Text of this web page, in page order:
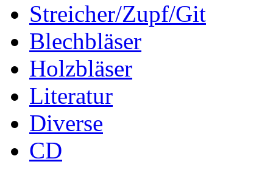
Streicher/Zupf/Git
Blechbläser
Holzbläser
Literatur
Diverse
CD